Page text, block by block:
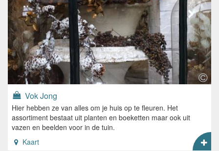
Vok Jong
Hier hebben ze van alles om je huis op te fleuren. Het
assortiment bestaat uit planten en boeketten maar ook uit
vazen en beelden voor in de tuin.
Kaart